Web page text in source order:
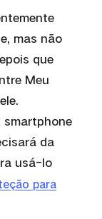
mas não
que
Meu
smartphone
á da
usá-lo
para